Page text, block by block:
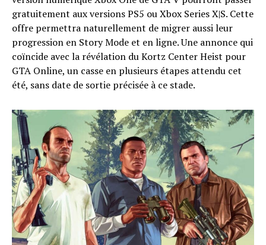
gratuitement aux versions PS5 ou Xbox Series X|S. Cette
offre permettra naturellement de migrer aussi leur
progression en Story Mode et en ligne. Une annonce qui
coïncide avec la révélation du Kortz Center Heist pour
GTA Online, un casse en plusieurs étapes attendu cet
été, sans date de sortie précisée à ce stade.